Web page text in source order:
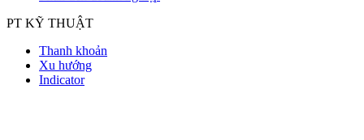
PT KỸ THUẬT
Thanh khoản
Xu hướng
Indicator